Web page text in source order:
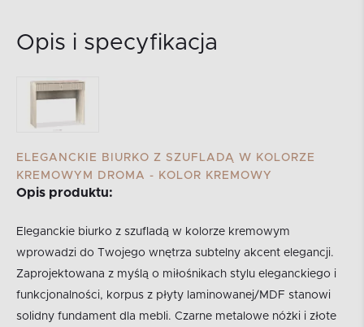
Opis i specyfikacja
ELEGANCKIE BIURKO Z SZUFLADĄ W KOLORZE
KREMOWYM DROMA - KOLOR KREMOWY
Opis produktu:
Eleganckie biurko z szufladą w kolorze kremowym
wprowadzi do Twojego wnętrza subtelny akcent elegancji.
Zaprojektowana z myślą o miłośnikach stylu eleganckiego i
funkcjonalności, korpus z płyty laminowanej/MDF stanowi
solidny fundament dla mebli. Czarne metalowe nóżki i złote